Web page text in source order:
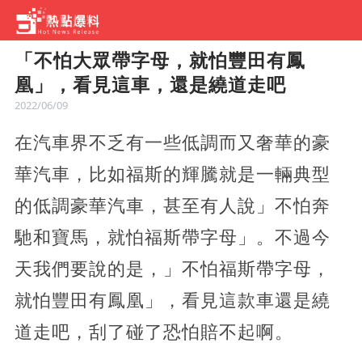
「不怕大眾帶字母，就怕豐田有鳳
凰」，看見這車，還是繞道走吧
2022/06/09
在汽車界不乏有一些低調而又奢華的豪
華汽車，比如福斯的輝騰就是一輛典型
的低調豪華汽車，甚至有人說」不怕奔
馳和寶馬，就怕福斯帶字母」。不過今
天我們要說的是，」不怕福斯帶字母，
就怕豐田有鳳凰」，看見這款車還是繞
道走吧，刮了碰了恐怕賠不起啊。